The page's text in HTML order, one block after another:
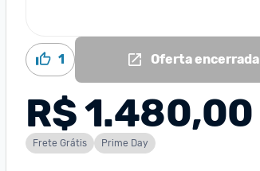
1 Oferta encerrada
R$ 1.480,00
Frete Grátis Prime Day